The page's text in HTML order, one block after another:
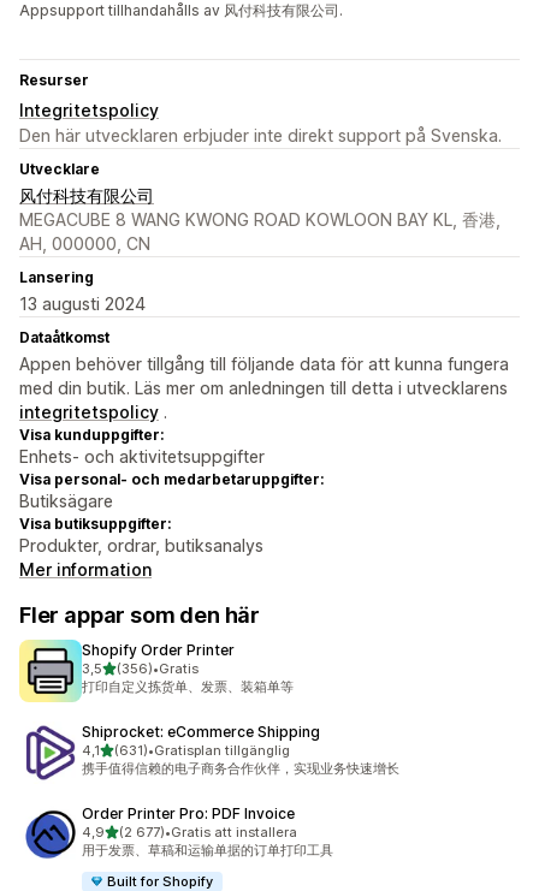
Appsupport tillhandahålls av 风付科技有限公司.
Resurser
Integritetspolicy
Den här utvecklaren erbjuder inte direkt support på Svenska.
Utvecklare
风付科技有限公司
MEGACUBE 8 WANG KWONG ROAD KOWLOON BAY KL, 香港,
AH, 000000, CN
Lansering
13 augusti 2024
Dataåtkomst
Appen behöver tillgång till följande data för att kunna fungera
med din butik. Läs mer om anledningen till detta i utvecklarens
integritetspolicy .
Visa kunduppgifter:
Enhets- och aktivitetsuppgifter
Visa personal- och medarbetaruppgifter:
Butiksägare
Visa butiksuppgifter:
Produkter, ordrar, butiksanalys
Mer information
Fler appar som den här
Shopify Order Printer
3,5av 5 stjärnor
(356)
356 recensioner totalt
•Gratis
打印自定义拣货单、发票、装箱单等
Shiprocket: eCommerce Shipping
4,1av 5 stjärnor
(631)
631 recensioner totalt
•Gratisplan tillgänglig
携手值得信赖的电子商务合作伙伴，实现业务快速增长
Order Printer Pro: PDF Invoice
4,9av 5 stjärnor
(2 677)
2677 recensioner totalt
•Gratis att installera
用于发票、草稿和运输单据的订单打印工具
Built for Shopify